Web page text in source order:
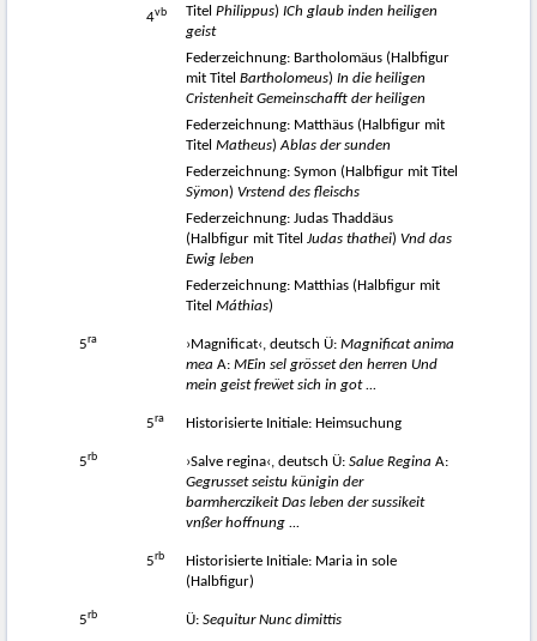
4vb
Titel Philippus) ICh glaub inden heiligen
geist
Federzeichnung: Bartholomäus (Halbfigur
mit Titel Bartholomeus) In die heiligen
Cristenheit Gemeinschafft der heiligen
Federzeichnung: Matthäus (Halbfigur mit
Titel Matheus)Ablas der sunden
Federzeichnung: Symon (Halbfigur mit Titel
Sÿmon) Vrstend des fleischs
Federzeichnung: Judas Thaddäus
(Halbfigur mit Titel Judas thathei) Vnd das
Ewig leben
Federzeichnung: Matthias (Halbfigur mit
Titel Máthias)
5ra ›Magnificat‹, deutsch Ü: Magnificat anima
mea A: MEin sel grösset den herren Und
mein geist freẅet sich in got ...
5ra Historisierte Initiale: Heimsuchung
5rb ›Salve regina‹, deutsch Ü: Salue Regina A:
Gegrusset seistu künigin der
barmherczikeit Das leben der sussikeit
vnßer hoffnung ...
5rb
Historisierte Initiale: Maria in sole
(Halbfigur)
5rb Ü: Sequitur Nunc dimittis